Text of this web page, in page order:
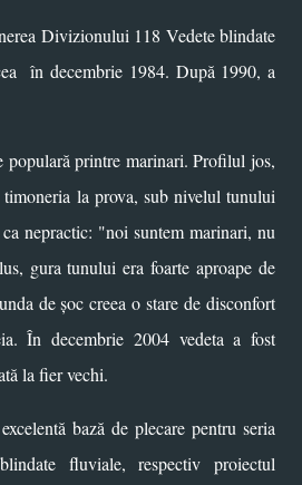
Divizionului 118 Vedete blindate
în decembrie 1984. După 1990, a
printre marinari. Profilul jos,
la prova, sub nivelul tunului
nepractic: "noi suntem marinari, nu
gura tunului era foarte aproape de
de șoc creea o stare de disconfort
În decembrie 2004 vedeta a fost
la fier vechi.
bază de plecare pentru seria
fluviale, respectiv proiectul